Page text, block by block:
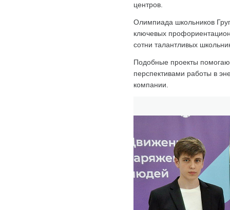
центров.
Олимпиада школьников
ключевых
сотни талантливых
Подобные проекты
перспективами работы в
компании.